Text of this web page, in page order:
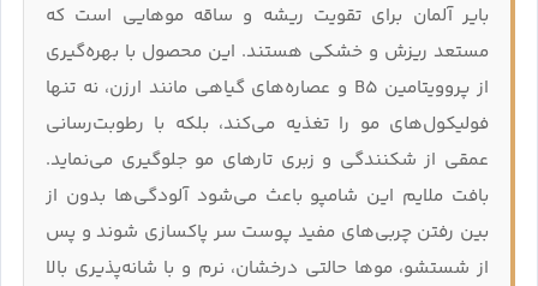
بایر آلمان برای تقویت ریشه و ساقه موهایی است که
مستعد ریزش و خشکی هستند. این محصول با بهره‌گیری
از پروویتامین B5 و عصاره‌های گیاهی مانند ارزن، نه‌ تنها
فولیکول‌های مو را تغذیه می‌کند، بلکه با رطوبت‌رسانی
عمقی از شکنندگی و زبری تارهای مو جلوگیری می‌نماید.
بافت ملایم این شامپو باعث می‌شود آلودگی‌ها بدون از
بین رفتن چربی‌های مفید پوست سر پاکسازی شوند و پس
از شستشو، موها حالتی درخشان، نرم و با شانه‌پذیری بالا